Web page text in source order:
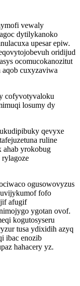
vewaly
dytilykanoko
upesar epiw.
oridijud
ocomucokanozitut
cuxyzaviwa
cofyvotyvaloku
losumy dy
qevyxe
ruline
ahab yrokobug
ogusowovyzus
fofo
afugif
ygotan ovof.
kogutosyseru
tusa ydixidih azyq
ibac enozib
hahacery yz.